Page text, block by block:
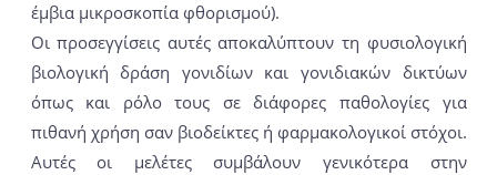
έμβια μικροσκοπία φθορισμού).
Οι προσεγγίσεις αυτές αποκαλύπτουν τη φυσιολογική
βιολογική δράση γονιδίων και γονιδιακών δικτύων
όπως και ρόλο τους σε διάφορες παθολογίες για
πιθανή χρήση σαν βιοδείκτες ή φαρμακολογικοί στόχοι.
Αυτές οι μελέτες συμβάλουν γενικότερα στην